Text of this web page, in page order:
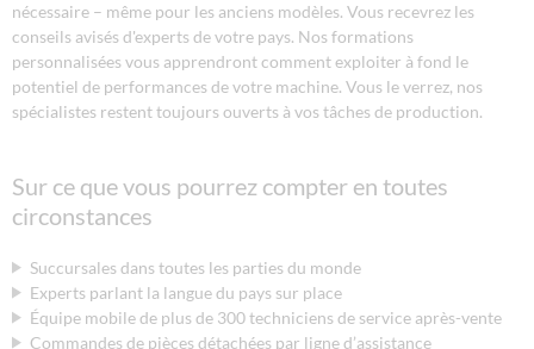
nécessaire – même pour les anciens modèles. Vous recevrez les
conseils avisés d'experts de votre pays. Nos formations
personnalisées vous apprendront comment exploiter à fond le
potentiel de performances de votre machine. Vous le verrez, nos
spécialistes restent toujours ouverts à vos tâches de production.
Sur ce que vous pourrez compter en toutes
circonstances
Succursales dans toutes les parties du monde
Experts parlant la langue du pays sur place
Équipe mobile de plus de 300 techniciens de service après-vente
Commandes de pièces détachées par ligne d’assistance